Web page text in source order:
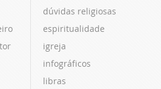
dúvidas religiosas
espiritualidade
igreja
infográficos
libras